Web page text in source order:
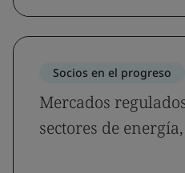
Socios en el progreso
Mercados
sectores de